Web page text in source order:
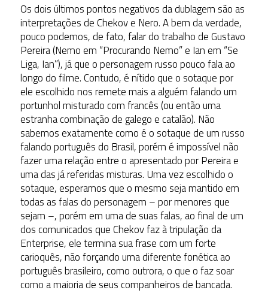
Os dois últimos pontos negativos da dublagem são as
interpretações de Chekov e Nero. A bem da verdade,
pouco podemos, de fato, falar do trabalho de Gustavo
Pereira (Nemo em “Procurando Nemo” e Ian em “Se
Liga, Ian”), já que o personagem russo pouco fala ao
longo do filme. Contudo, é nítido que o sotaque por
ele escolhido nos remete mais a alguém falando um
portunhol misturado com francês (ou então uma
estranha combinação de galego e catalão). Não
sabemos exatamente como é o sotaque de um russo
falando português do Brasil, porém é impossível não
fazer uma relação entre o apresentado por Pereira e
uma das já referidas misturas. Uma vez escolhido o
sotaque, esperamos que o mesmo seja mantido em
todas as falas do personagem – por menores que
sejam –, porém em uma de suas falas, ao final de um
dos comunicados que Chekov faz à tripulação da
Enterprise, ele termina sua frase com um forte
carioquês, não forçando uma diferente fonética ao
português brasileiro, como outrora, o que o faz soar
como a maioria de seus companheiros de bancada.